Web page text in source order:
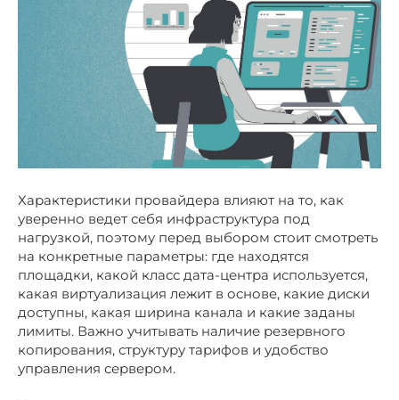
Характеристики провайдера влияют на то, как
уверенно ведет себя инфраструктура под
нагрузкой, поэтому перед выбором стоит смотреть
на конкретные параметры: где находятся
площадки, какой класс дата-центра используется,
какая виртуализация лежит в основе, какие диски
доступны, какая ширина канала и какие заданы
лимиты. Важно учитывать наличие резервного
копирования, структуру тарифов и удобство
управления сервером.